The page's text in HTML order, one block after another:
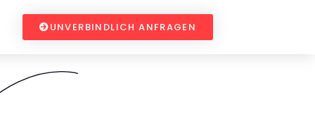
UNVERBINDLICH ANFRAGEN